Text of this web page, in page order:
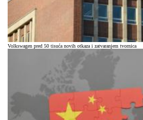
Volkswagen pred 50 tisuća novih otkaza i zatvaranjem tvornica